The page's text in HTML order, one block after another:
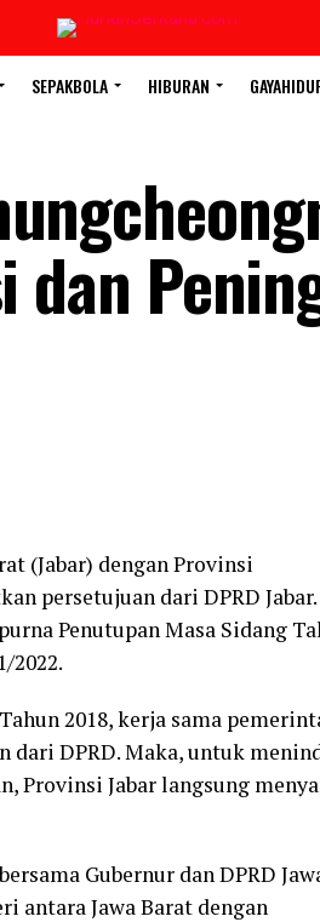
SEPAKBOLA HIBURAN
dan
(Jabar) dengan Provinsi
persetujuan dari DPRD Jabar.
Penutupan Masa Sidang
2022.
2018, kerja sama
dari DPRD. Maka, untuk
Provinsi Jabar langsung
Gubernur dan DPRD
antara Jawa Barat dengan